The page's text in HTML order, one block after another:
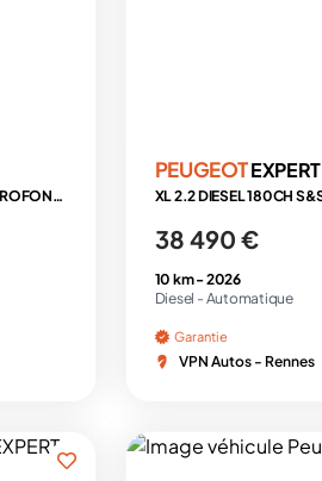
XL 2.2 180 S&S EAT8 CABINE APPROFONDIE 5PL + PREMIUM CONNECT + PACK LUXE + ATTELAGE
PEUGEOTEXPERT
38 490 €
10 km -2026
Diesel - Automatique
Garantie
VPN Autos - Rennes